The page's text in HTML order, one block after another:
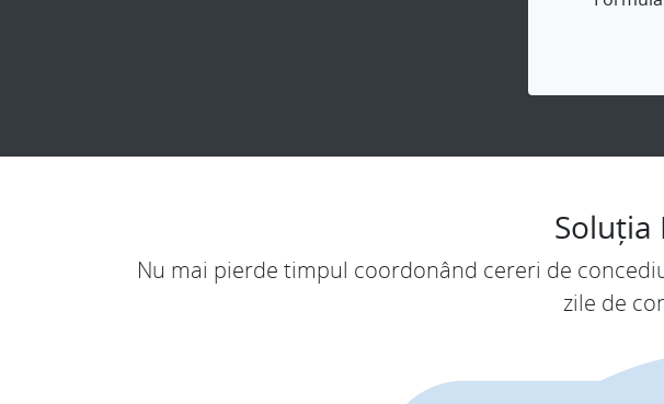
Soluția
Nu mai pierde timpul coordonând cereri de
zile de